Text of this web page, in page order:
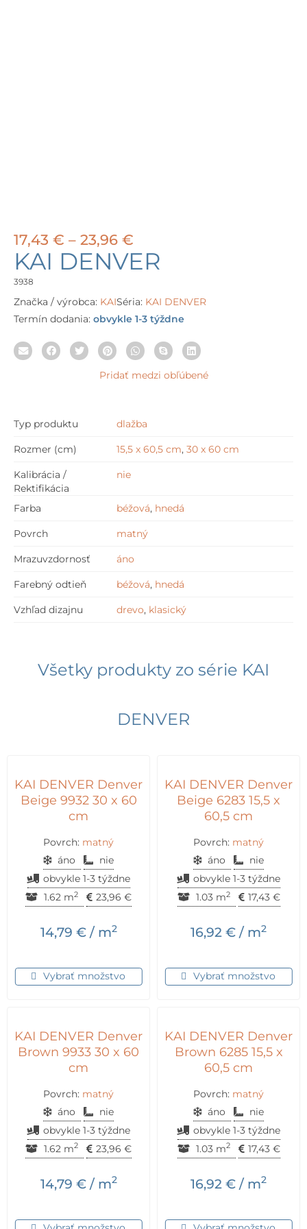
17,43 € – 23,96 €
range:
17,43 €
23,96 €
KAI DENVER
3938
Značka / výrobca: KAISéria: KAI DENVER
Termín dodania: obvykle 1-3 týždne
Pridať medzi obľúbené
Typ produktu dlažba
Rozmer (cm) 15,5 x 60,5 cm, 30 x 60 cm
Kalibrácia /
Rektifikácia
nie
Farba béžová, hnedá
Povrch matný
Mrazuvzdornosť áno
Farebný odtieň béžová, hnedá
Vzhľad dizajnu drevo, klasický
Všetky produkty zo série KAI
DENVER
KAI DENVER Denver
Beige 9932 30 x 60
cm
Povrch: matný
áno
nie
obvykle 1-3 týždne
1.62 m2 23,96 €
14,79 €/ m2
Vybrať množstvo
KAI DENVER Denver
Beige 6283 15,5 x
60,5 cm
Povrch: matný
áno
nie
obvykle 1-3 týždne
1.03 m2 17,43 €
16,92 € / m2
Vybrať množstvo
KAI DENVER Denver
Brown 9933 30 x 60
cm
Povrch: matný
áno
nie
obvykle 1-3 týždne
1.62 m2 23,96 €
14,79 €/ m2
KAI DENVER Denver
Brown 6285 15,5 x
60,5 cm
Povrch: matný
áno
nie
obvykle 1-3 týždne
1.03 m2 17,43 €
16,92 € / m2